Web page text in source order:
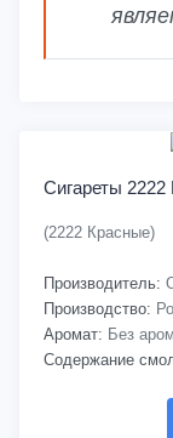
Сигареты 2222
(2222 Красные)
Производитель:
Производство:
Аромат: Без
Содержание